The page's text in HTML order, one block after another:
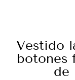
Vestido
botones
de